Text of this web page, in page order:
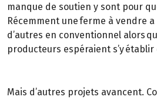
manque de soutien y sont pour
Récemment une ferme à vendre
d’autres en conventionnel alors
producteurs espéraient s’y
Mais d’autres projets avancent.